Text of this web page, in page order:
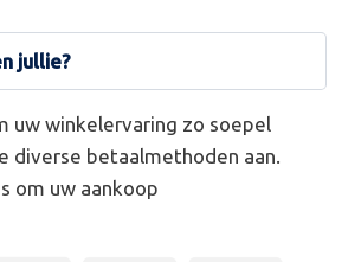
jullie?
uw winkelervaring zo soepel
diverse betaalmethoden aan.
om uw aankoop